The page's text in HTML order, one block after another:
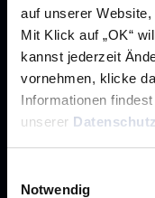
auf unserer
Mit Klick auf „OK“
kannst jederzeit
vornehmen, klicke
Informationen
unserer
Notwendig
Rhein-